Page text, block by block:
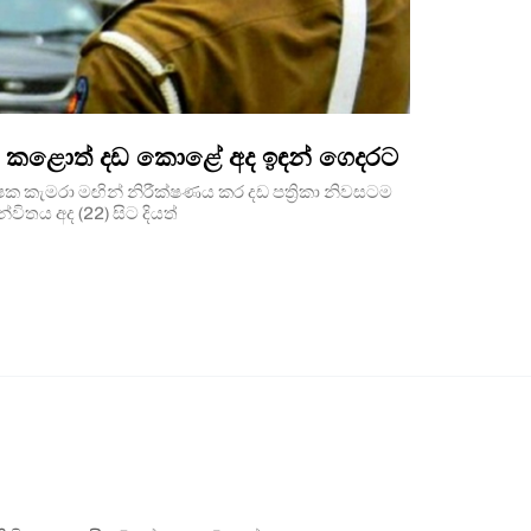
දඩ කොළේ අද ඉඳන් ගෙදරට
කැමරා මඟින් නිරී­ක්ෂ­ණය කර දඩ පත්‍රිකා නිව­ස­ටම
අද (22) සිට දියත්